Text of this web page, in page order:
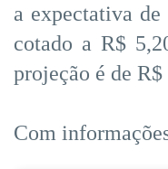
a expectativa
cotado a R$
projeção é de R$
Com